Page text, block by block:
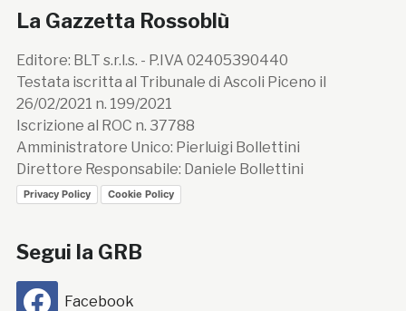
La Gazzetta Rossoblù
Editore: BLT s.r.l.s. - P.IVA 02405390440
Testata iscritta al Tribunale di Ascoli Piceno il
26/02/2021 n. 199/2021
Iscrizione al ROC n. 37788
Amministratore Unico: Pierluigi Bollettini
Direttore Responsabile: Daniele Bollettini
Privacy Policy Cookie Policy
Segui la GRB
Facebook